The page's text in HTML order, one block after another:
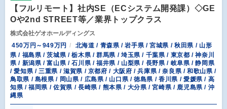
【フルリモート】社内SE（ECシステム開発課）◇GE
Oや2nd STREET等／業界トップクラス
株式会社ゲオホールディングス
450万円～949万円
北海道 / 青森県 / 岩手県 / 宮城県 / 秋田県 / 山形
県 / 福島県 / 茨城県 / 栃木県 / 群馬県 / 埼玉県 / 千葉県 / 東京都 / 神奈川
県 / 新潟県 / 富山県 / 石川県 / 福井県 / 山梨県 / 長野県 / 岐阜県 / 静岡県
/ 愛知県 / 三重県 / 滋賀県 / 京都府 / 大阪府 / 兵庫県 / 奈良県 / 和歌山県 /
鳥取県 / 島根県 / 岡山県 / 広島県 / 山口県 / 徳島県 / 香川県 / 愛媛県 / 高
知県 / 福岡県 / 佐賀県 / 長崎県 / 熊本県 / 大分県 / 宮崎県 / 鹿児島県 / 沖
縄県